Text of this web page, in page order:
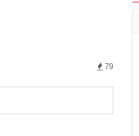
79